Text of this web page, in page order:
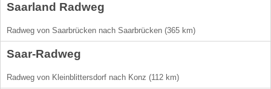
Saarland Radweg
Radweg von Saarbrücken nach Saarbrücken (365 km)
Saar-Radweg
Radweg von Kleinblittersdorf nach Konz (112 km)